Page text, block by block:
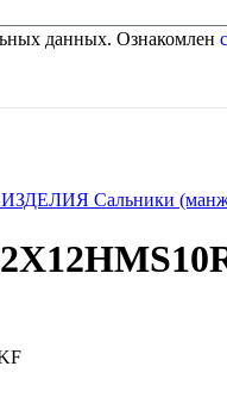
данных. Ознакомлен
Сальники